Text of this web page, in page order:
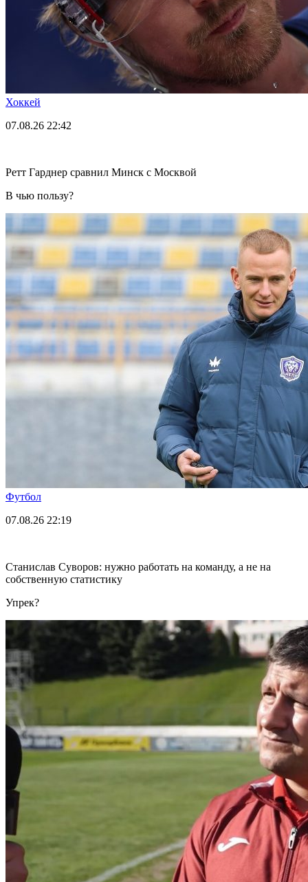
Хоккей
07.08.26 22:42
Ретт Гарднер сравнил Минск с Москвой
В чью пользу?
Футбол
07.08.26 22:19
Станислав Суворов: нужно работать на команду, а не на
собственную статистику
Упрек?